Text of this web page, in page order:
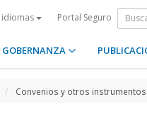
Portal Seguro
GOBERNANZA
Convenios y otros instrumentos